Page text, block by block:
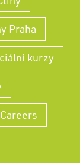
Praha
kurzy
Careers